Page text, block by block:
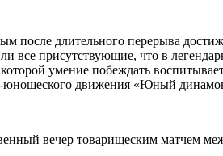
после длительного перерыва
все присутствующие, что в
умение побеждать
юношеского движения «Юный
вечер товарищеским матчем